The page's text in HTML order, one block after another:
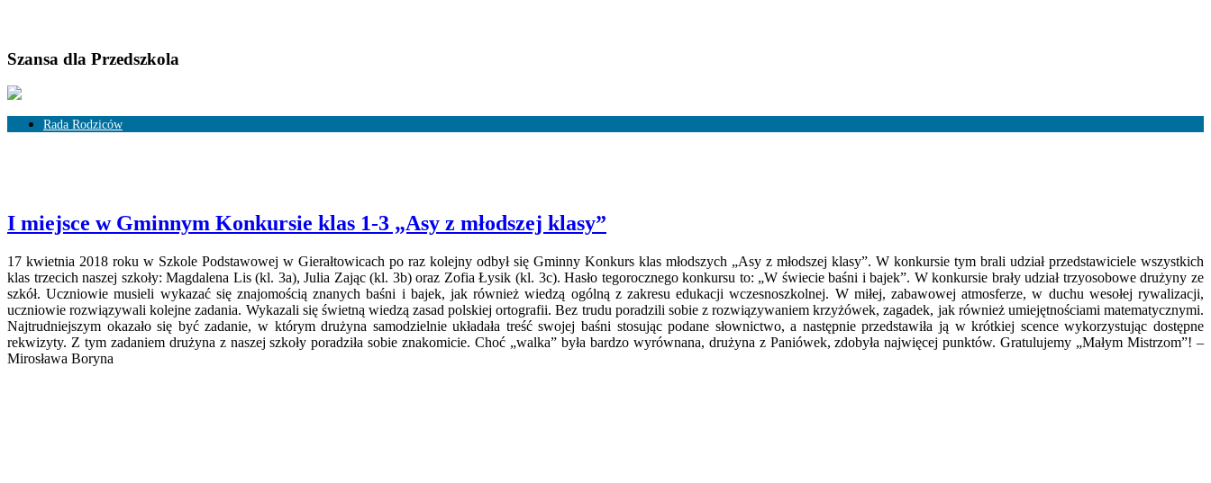
Szansa dla Przedszkola
Rada Rodziców
I miejsce w Gminnym Konkursie klas 1-3 „Asy z młodszej klasy”
17 kwietnia 2018 roku w Szkole Podstawowej w Gierałtowicach po raz kolejny odbył się Gminny Konkurs klas młodszych „Asy z młodszej klasy”. W konkursie tym brali udział przedstawiciele wszystkich
klas trzecich naszej szkoły: Magdalena Lis (kl. 3a), Julia Zając (kl. 3b) oraz Zofia Łysik (kl. 3c). Hasło tegorocznego konkursu to: „W świecie baśni i bajek”. W konkursie brały udział trzyosobowe drużyny ze
szkół. Uczniowie musieli wykazać się znajomością znanych baśni i bajek, jak również wiedzą ogólną z zakresu edukacji wczesnoszkolnej. W miłej, zabawowej atmosferze, w duchu wesołej rywalizacji,
uczniowie rozwiązywali kolejne zadania. Wykazali się świetną wiedzą zasad polskiej ortografii. Bez trudu poradzili sobie z rozwiązywaniem krzyżówek, zagadek, jak również umiejętnościami matematycznymi.
Najtrudniejszym okazało się być zadanie, w którym drużyna samodzielnie układała treść swojej baśni stosując podane słownictwo, a następnie przedstawiła ją w krótkiej scence wykorzystując dostępne
rekwizyty. Z tym zadaniem drużyna z naszej szkoły poradziła sobie znakomicie. Choć „walka” była bardzo wyrównana, drużyna z Paniówek, zdobyła najwięcej punktów. Gratulujemy „Małym Mistrzom”! –
Mirosława Boryna